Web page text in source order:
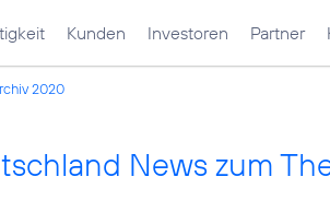
Kunden Investoren Partner
2020
News zum